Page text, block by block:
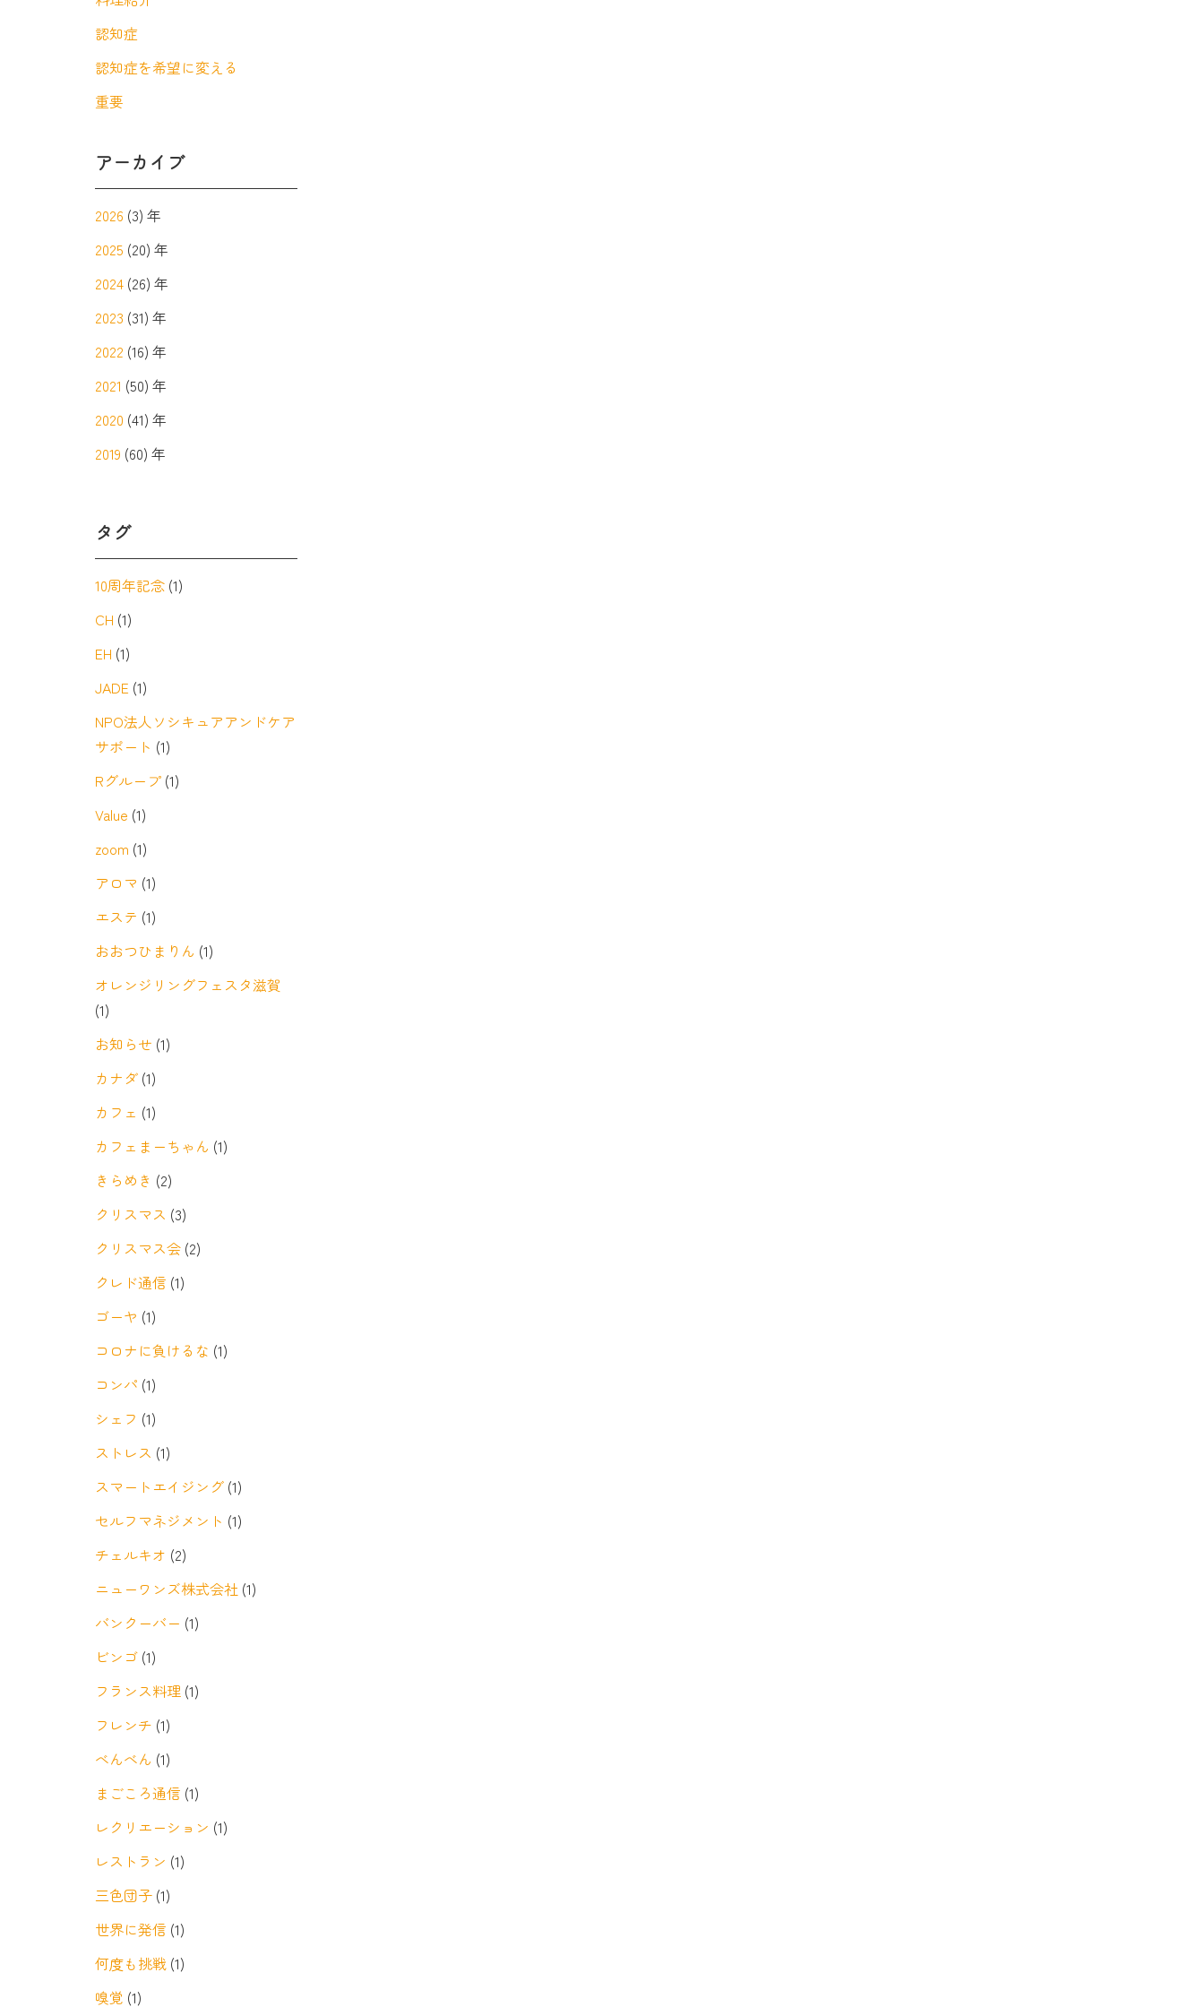
認知症
認知症を希望に変える
重要
アーカイブ
2026 (3) 年
2025 (20) 年
2024(26) 年
2023 (31) 年
2022 (16) 年
2021 (50) 年
2020 (41) 年
2019 (60) 年
タグ
10周年記念(1)
CH (1)
EH (1)
JADE (1)
NPO法人ソシキュアアンドケア
サポート (1)
Rグループ(1)
Value (1)
zoom (1)
アロマ (1)
エステ (1)
おおつひまりん (1)
オレンジリングフェスタ滋賀
(1)
お知らせ (1)
カナダ(1)
カフェ (1)
カフェまーちゃん (1)
きらめき (2)
クリスマス (3)
クリスマス会(2)
クレド通信 (1)
ゴーヤ (1)
コロナに負けるな (1)
コンパ (1)
シェフ (1)
ストレス (1)
スマートエイジング(1)
セルフマネジメント (1)
チェルキオ (2)
ニューワンズ株式会社 (1)
バンクーバー (1)
ビンゴ(1)
フランス料理(1)
フレンチ (1)
べんべん (1)
まごころ通信 (1)
レクリエーション (1)
レストラン (1)
三色団子(1)
世界に発信 (1)
何度も挑戦(1)
嗅覚 (1)